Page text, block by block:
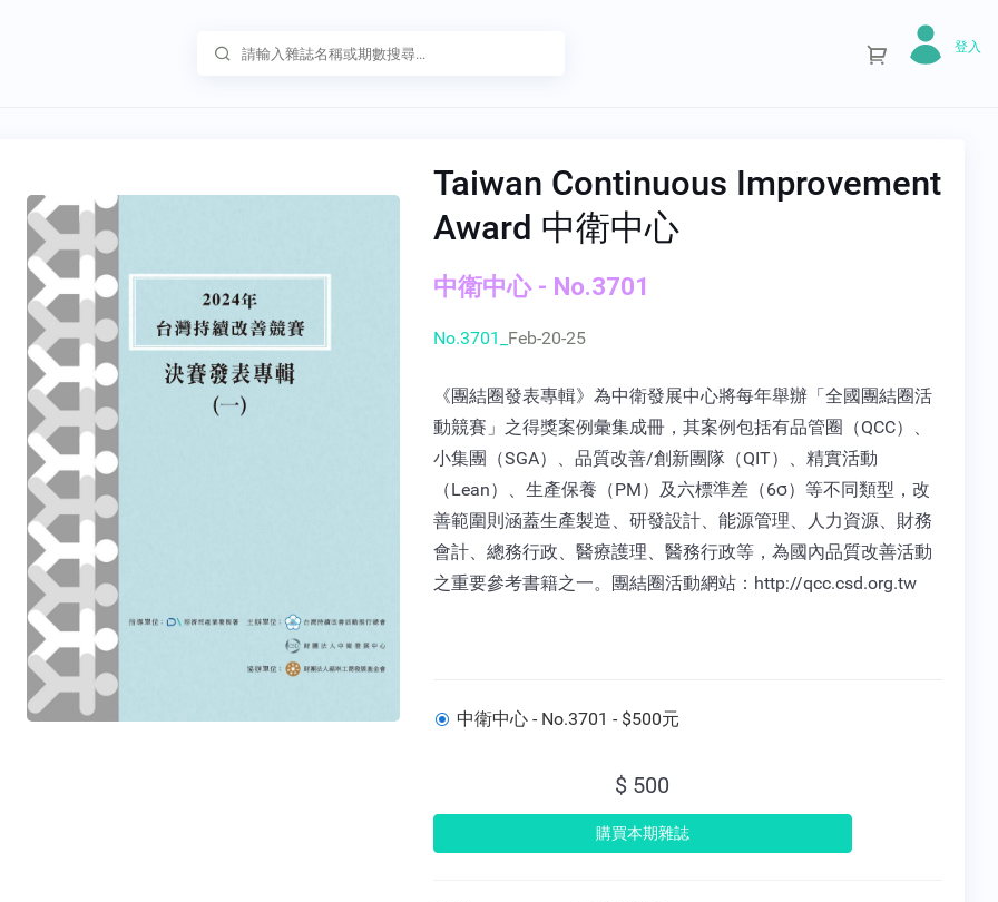
登入
Taiwan Continuous Improvement
Award 中衛中心
中衛中心 - No.3701
No.3701_ Feb-20-25
《團結圈發表專輯》為中衛發展中心將每年舉辦「全國團結圈活
動競賽」之得獎案例彙集成冊，其案例包括有品管圈（QCC）、
小集團（SGA）、品質改善/創新團隊（QIT）、精實活動
（Lean）、生產保養（PM）及六標準差（6σ）等不同類型，改
善範圍則涵蓋生產製造、研發設計、能源管理、人力資源、財務
會計、總務行政、醫療護理、醫務行政等，為國內品質改善活動
之重要參考書籍之一。團結圈活動網站：http://qcc.csd.org.tw
中衛中心 - No.3701 - $500元
$ 500